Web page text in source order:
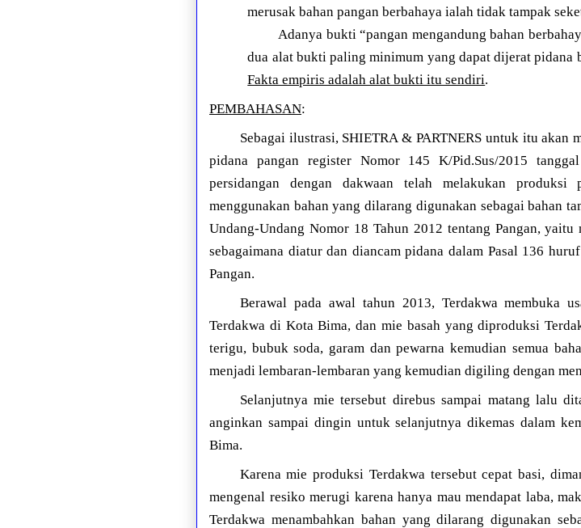
merusak bahan pangan berbahaya ialah tidak tampak
Adanya bukti “pangan mengandung bahan
dua alat bukti paling minimum yang dapat dijerat pidana
Fakta empiris adalah alat bukti itu sendiri.
PEMBAHASAN:
Sebagai ilustrasi, SHIETRA & PARTNERS untuk itu akan
pidana pangan register Nomor 145 K/Pid.Sus/2015
persidangan dengan dakwaan telah melakukan
menggunakan bahan yang dilarang digunakan sebagai bahan
Undang-Undang Nomor 18 Tahun 2012 tentang Pangan,
sebagaimana diatur dan diancam pidana dalam Pasal 136
Pangan.
Berawal pada awal tahun 2013, Terdakwa membuka
Terdakwa di Kota Bima, dan mie basah yang diproduksi
terigu, bubuk soda, garam dan pewarna kemudian semua
menjadi lembaran-lembaran yang kemudian digiling dengan
Selanjutnya mie tersebut direbus sampai matang lalu
anginkan sampai dingin untuk selanjutnya dikemas dalam
Bima.
Karena mie produksi Terdakwa tersebut cepat basi,
mengenal resiko merugi karena hanya mau mendapat laba,
Terdakwa menambahkan bahan yang dilarang digunakan